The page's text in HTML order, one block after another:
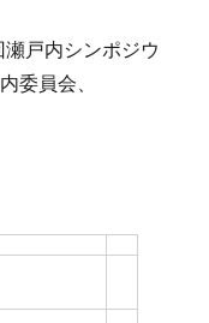
瀬戸内シンポジウ
委員会、